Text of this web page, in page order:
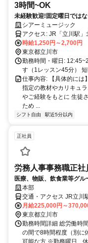
3時間~OK
未経験歓迎!固定曜日では
シアーミュージック
アクセス: JR「立
時給1,250円～2,700円
東京都立川市
勤務時間・曜日:
す（1レッスン45分）
仕事内容: 【具体的には
指定の教材やカリキュ
やご経験をもとに 生徒
ため ...
シフト自由 駅近5分以内
正社員
労務人事事務職正社
医療、物販、飲食業等グ
本部
交通・アクセス JR立川
月給225,000円～
東京都立川市
勤務時間詳細 総労働時
の間で8時間程度（別
可能な方 ※勤務曜日、